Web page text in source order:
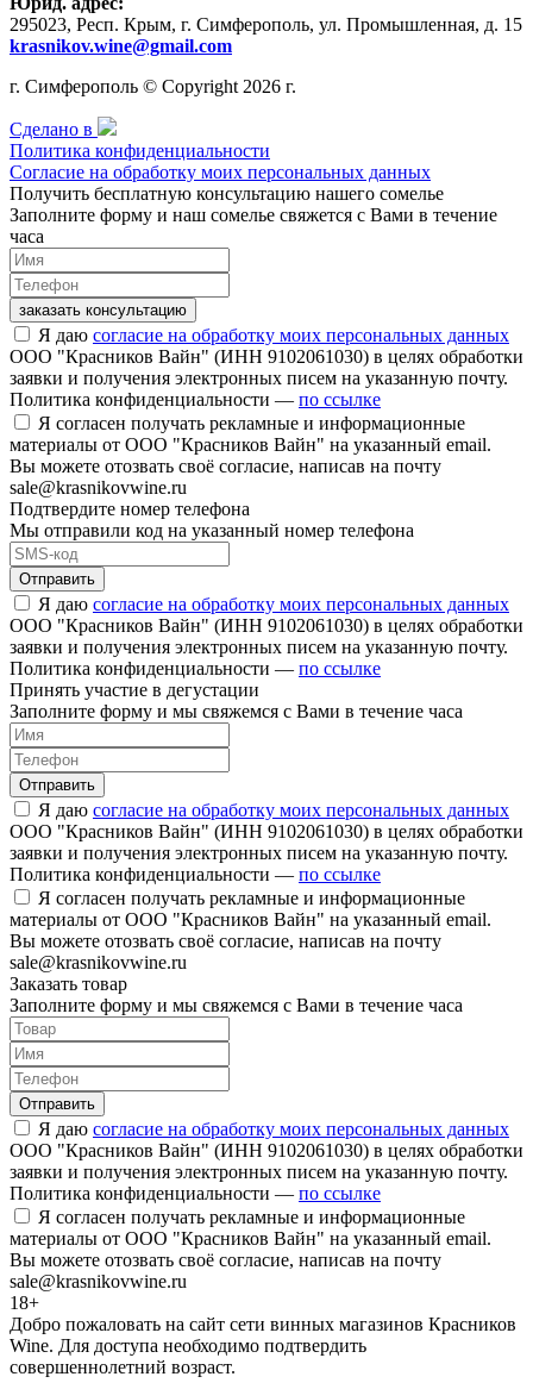
295023, Респ. Крым, г. Симферополь, ул. Промышленная, д. 15
krasnikov.wine@gmail.com
г. Симферополь © Copyright 2026 г.
Сделано в
Политика конфиденциальности
Согласие на обработку моих персональных данных
Получить бесплатную консультацию нашего сомелье
Заполните форму и наш сомелье свяжется с Вами в течение
часа
заказать консультацию
Я даю согласие на обработку моих персональных данных
ООО "Красников Вайн" (ИНН 9102061030) в целях обработки
заявки и получения электронных писем на указанную почту.
Политика конфиденциальности — по ссылке
Я согласен получать рекламные и информационные
материалы от ООО "Красников Вайн" на указанный email.
Вы можете отозвать своё согласие, написав на почту
sale@krasnikovwine.ru
Подтвердите номер телефона
Мы отправили код на указанный номер телефона
Отправить
Я даю согласие на обработку моих персональных данных
ООО "Красников Вайн" (ИНН 9102061030) в целях обработки
заявки и получения электронных писем на указанную почту.
Политика конфиденциальности — по ссылке
Принять участие в дегустации
Заполните форму и мы свяжемся с Вами в течение часа
Отправить
Я даю согласие на обработку моих персональных данных
ООО "Красников Вайн" (ИНН 9102061030) в целях обработки
заявки и получения электронных писем на указанную почту.
Политика конфиденциальности — по ссылке
Я согласен получать рекламные и информационные
материалы от ООО "Красников Вайн" на указанный email.
Вы можете отозвать своё согласие, написав на почту
sale@krasnikovwine.ru
Заказать товар
Заполните форму и мы свяжемся с Вами в течение часа
Отправить
Я даю согласие на обработку моих персональных данных
ООО "Красников Вайн" (ИНН 9102061030) в целях обработки
заявки и получения электронных писем на указанную почту.
Политика конфиденциальности — по ссылке
Я согласен получать рекламные и информационные
материалы от ООО "Красников Вайн" на указанный email.
Вы можете отозвать своё согласие, написав на почту
sale@krasnikovwine.ru
18+
Добро пожаловать на сайт сети винных магазинов Красников
Wine. Для доступа необходимо подтвердить
совершеннолетний возраст.